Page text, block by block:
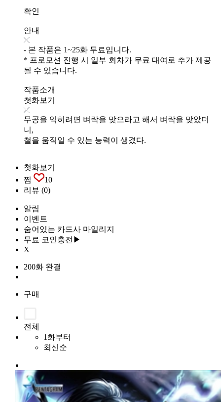
확인
안내
- 본 작품은 1~25화 무료입니다.
* 프로모션 진행 시 일부 회차가 무료 대여로 추가 제공
될 수 있습니다.
작품소개
첫화보기
무공을 익히려면 벼락을 맞으라고 해서 벼락을 맞았더
니,
철을 움직일 수 있는 능력이 생겼다.
첫화보기
찜
10
리뷰 (0)
알림
이벤트
숨어있는 카드사 마일리지
무료 코인충전▶
X
200화 완결
구매
전체
1화부터
최신순